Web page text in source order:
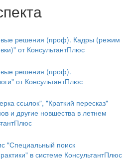
решения (проф). Кадры (режим
от КонсультантПлюс
решения (проф).
от КонсультантПлюс
ссылок", "Краткий пересказ"
и другие новшества в летнем
"Специальный поиск
в системе КонсультантПлюс